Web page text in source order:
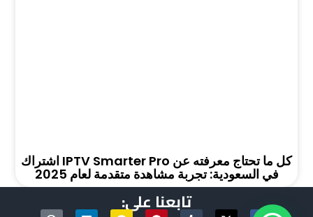
كل ما تحتاج معرفته عن IPTV Smarter Pro اشتراك
في السعودية: تجربة مشاهدة متقدمة لعام 2025
تابعنا على: X
T
P
S
L
Q